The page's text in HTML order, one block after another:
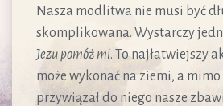
Nasza modlitwa nie musi być
skomplikowana. Wystarczy
Jezu pomóż mi. To najłatwiejszy
może wykonać na ziemi, a
przywiązał do niego nasze